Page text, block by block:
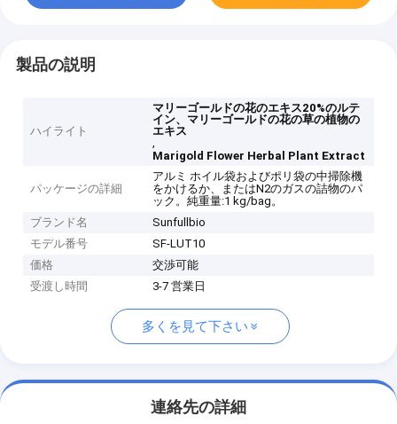
製品の説明
ハイライト
マリーゴールドの花のエキス20%のルテ
イン、マリーゴールドの花の草の植物の
エキス
,
Marigold Flower Herbal Plant Extract
パッケージの詳細
アルミ ホイル袋およびポリ袋の中掃除機
をかけるか、またはN2のガスの詰物のパ
ック。純重量:1 kg/bag。
ブランド名
Sunfullbio
モデル番号
SF-LUT10
価格
交渉可能
受渡し時間
3-7 営業日
多くを見て下さい
連絡先の詳細